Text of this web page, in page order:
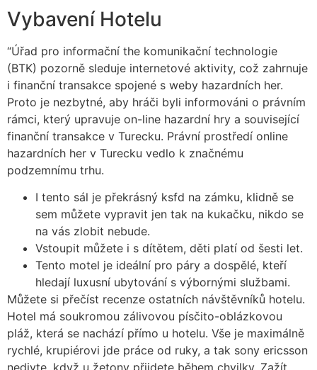
Vybavení Hotelu
“Úřad pro informační the komunikační technologie
(BTK) pozorně sleduje internetové aktivity, což zahrnuje
i finanční transakce spojené s weby hazardních her.
Proto je nezbytné, aby hráči byli informováni o právním
rámci, který upravuje on-line hazardní hry a související
finanční transakce v Turecku. Právní prostředí online
hazardních her v Turecku vedlo k značnému
podzemnímu trhu.
I tento sál je překrásný ksfd na zámku, klidně se
sem můžete vypravit jen tak na kukačku, nikdo se
na vás zlobit nebude.
Vstoupit můžete i s dítětem, děti platí od šesti let.
Tento motel je ideální pro páry a dospělé, kteří
hledají luxusní ubytování s výbornými službami.
Můžete si přečíst recenze ostatních návštěvníků hotelu.
Hotel má soukromou zálivovou písčito-oblázkovou
pláž, která se nachází přímo u hotelu. Vše je maximálně
rychlé, krupiérovi jde práce od ruky, a tak sony ericsson
nedivte, když u žetony přijdete během chvilky. Zažít